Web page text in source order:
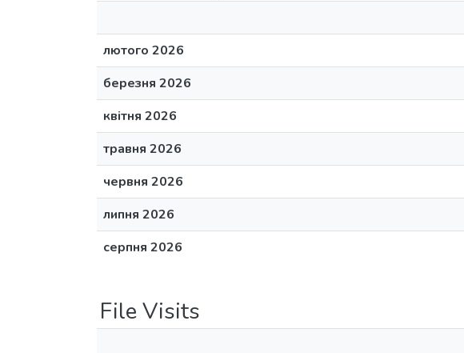
лютого 2026
березня 2026
квітня 2026
травня 2026
червня 2026
липня 2026
серпня 2026
File Visits